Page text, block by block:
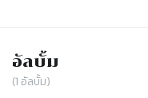
อัลบั้ม
(1 อัลบั้ม)